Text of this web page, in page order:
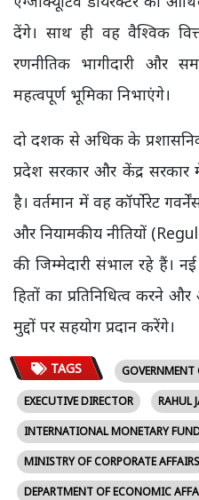
देंगे। साथ ही वह वैश्विक
रणनीतिक भागीदारी और
महत्वपूर्ण भूमिका निभाएंगे।
दो दशक से अधिक के
प्रदेश सरकार और केंद्र
है। वर्तमान में वह कॉर्पोरेट
और नियामकीय नीतियों
की जिम्मेदारी संभाल रहे हैं।
हितों का प्रतिनिधित्व करने
मुद्दों पर सहयोग प्रदान करेंगे।
TAGS
EXECUTIVE DIRECTOR
RAHUL
INTERNATIONAL MONETARY
MINISTRY OF CORPORATE AFFAIRS
DEPARTMENT OF ECONOMIC